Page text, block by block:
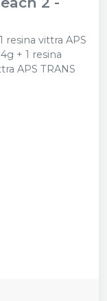
resina vittra APS
+ 1 resina
APS TRANS